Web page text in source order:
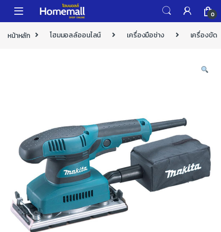
Skip to navigation
Skip to content
0
หน้าหลัก โฮมมอลล์ออนไลน์ เครื่องมือช่าง เครื่องขัด